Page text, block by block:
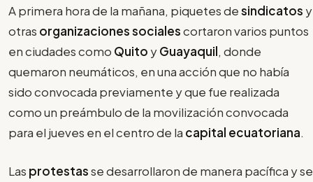
A primera hora de la mañana, piquetes desindicatos y
otras organizaciones socialescortaron varios puntos
en ciudades como Quito yGuayaquil, donde
quemaron neumáticos, en una acción que no había
sido convocada previamente y que fue realizada
como un preámbulo de la movilización convocada
para el jueves en el centro de la capital ecuatoriana.
Las protestasse desarrollaron de manera pacífica y se